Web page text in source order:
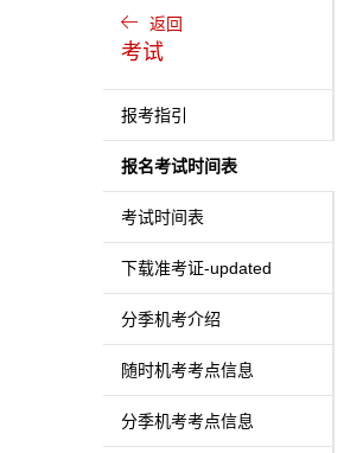
返回
考试
报考指引
报名考试时间表
考试时间表
下载准考证-updated
分季机考介绍
随时机考考点信息
分季机考考点信息